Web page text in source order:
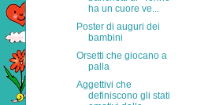
ha un cuore ve...
Poster di auguri dei
bambini
Orsetti che giocano a
palla
Aggettivi che
definiscono gli stati